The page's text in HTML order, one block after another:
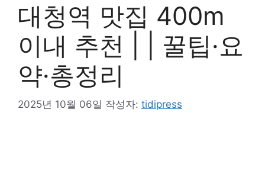
대청역 맛집 400m
이내 추천 | | 꿀팁·요
약·총정리
2025년 10월 06일 작성자: tidipress